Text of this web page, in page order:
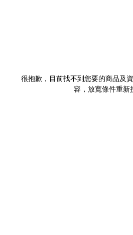
很抱歉，目前找不到您要的商品及
容，放寬條件重新